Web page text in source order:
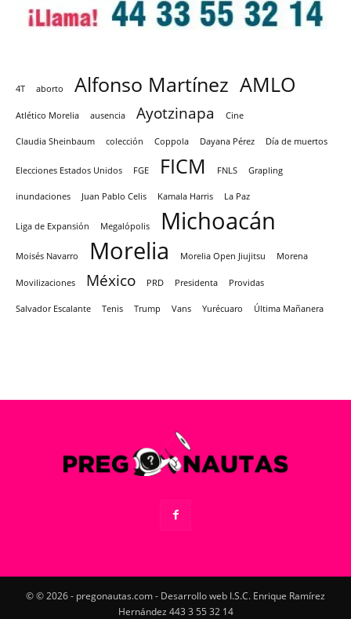
4T aborto Alfonso Martínez AMLO
Atlético Morelia ausencia Ayotzinapa Cine
Claudia Sheinbaum colección Coppola Dayana Pérez Día de muertos
Elecciones Estados Unidos FGE FICM FNLS Grapling
inundaciones Juan Pablo Celis Kamala Harris La Paz
Liga de Expansión Megalópolis Michoacán
Moisés Navarro Morelia Morelia Open Jiujitsu Morena
Movilizaciones México PRD Presidenta Providas
Salvador Escalante Tenis Trump Vans Yurécuaro Última Mañanera
© © 2026 - pregonautas.com - Desarrollo web I.S.C. Enrique Ramírez
Hernández 443 3 55 32 14